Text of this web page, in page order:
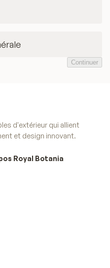
Continuer
Continuer
d'extérieur qui allient
et design innovant.
Royal Botania